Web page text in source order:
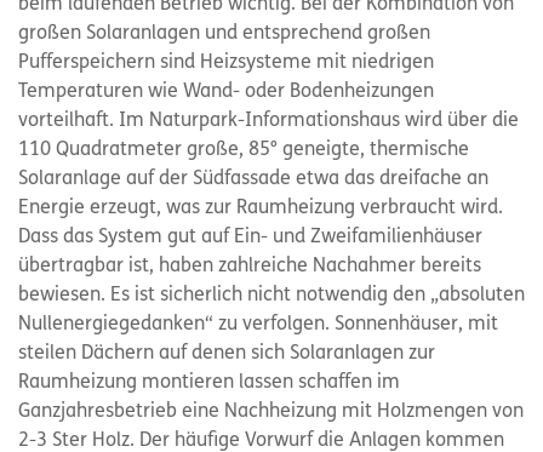
beim laufenden Betrieb wichtig. Bei der Kombination von
großen Solaranlagen und entsprechend großen
Pufferspeichern sind Heizsysteme mit niedrigen
Temperaturen wie Wand- oder Bodenheizungen
vorteilhaft. Im Naturpark-Informationshaus wird über die
110 Quadratmeter große, 85° geneigte, thermische
Solaranlage auf der Südfassade etwa das dreifache an
Energie erzeugt, was zur Raumheizung verbraucht wird.
Dass das System gut auf Ein- und Zweifamilienhäuser
übertragbar ist, haben zahlreiche Nachahmer bereits
bewiesen. Es ist sicherlich nicht notwendig den „absoluten
Nullenergiegedanken“ zu verfolgen. Sonnenhäuser, mit
steilen Dächern auf denen sich Solaranlagen zur
Raumheizung montieren lassen schaffen im
Ganzjahresbetrieb eine Nachheizung mit Holzmengen von
2-3 Ster Holz. Der häufige Vorwurf die Anlagen kommen